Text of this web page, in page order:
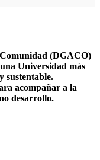
(DGACO)
Universidad más
sustentable.
acompañar a la
desarrollo.